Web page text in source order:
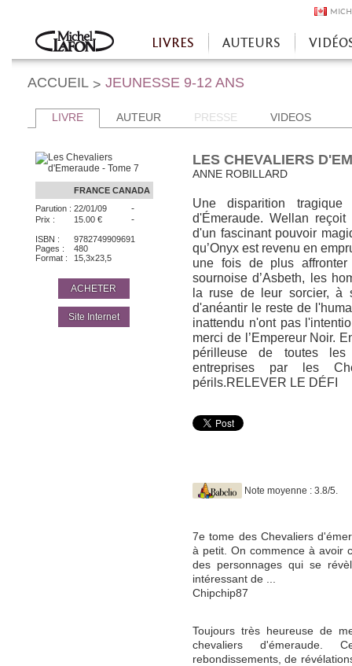
Accueil
LIVRES AUTEURS
ACCUEIL > JEUNESSE 9-12 ANS
LIVRE AUTEUR PRESSE VIDEOS
FRANCE CANADA
Parution : 22/01/09 -
Prix : 15.00 € -
ISBN :
9782749909691
Pages :
480
Format :
15,3x23,5
ACHETER
Site Internet
LES CHEVALIERS
ANNE ROBILLARD
Une disparition
d'Émeraude. Wellan
d'un fascinant pouvoir
qu’Onyx est revenu en
une fois de plus
sournoise d’Asbeth, les
la ruse de leur sorcier, à
d'anéantir le reste de
inattendu n'ont pas
merci de l’Empereur Noir.
périlleuse de toutes
entreprises par les
périls.RELEVER LE DÉFI
Note moyenne : 3.8/5.
7e tome des Chevaliers
à petit. On commence à avoir
des personnages qui se
intéressant de ...
Chipchip87
Toujours très heureuse de
chevaliers
rebondissements, de